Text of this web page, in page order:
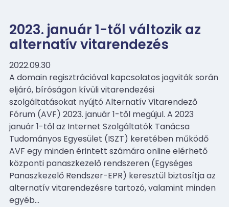
2023. január 1-től változik az
alternatív vitarendezés
2022.09.30
A domain regisztrációval kapcsolatos jogviták során
eljáró, bíróságon kívüli vitarendezési
szolgáltatásokat nyújtó Alternatív Vitarendező
Fórum (AVF) 2023. január 1-től megújul. A 2023
január 1-től az Internet Szolgáltatók Tanácsa
Tudományos Egyesület (ISZT) keretében működő
AVF egy minden érintett számára online elérhető
központi panaszkezelő rendszeren (Egységes
Panaszkezelő Rendszer-EPR) keresztül biztosítja az
alternatív vitarendezésre tartozó, valamint minden
egyéb…